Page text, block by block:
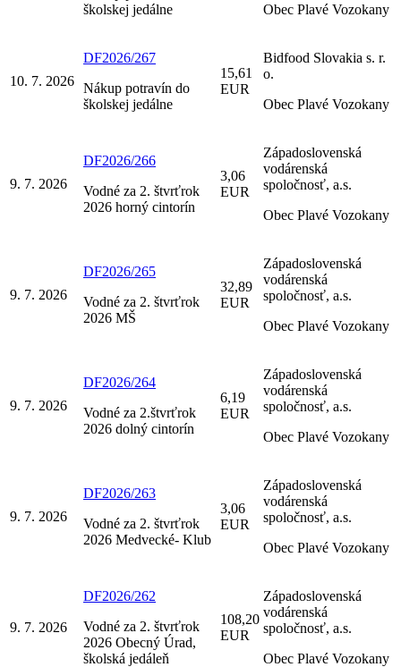
školskej jedálne
Obec Plavé Vozokany
10. 7. 2026
DF2026/267
Nákup potravín do
školskej jedálne
15,61
EUR
Bidfood Slovakia s. r.
o.
Obec Plavé Vozokany
9. 7. 2026
DF2026/266
Vodné za 2. štvrťrok
2026 horný cintorín
3,06
EUR
Západoslovenská
vodárenská
spoločnosť, a.s.
Obec Plavé Vozokany
9. 7. 2026
DF2026/265
Vodné za 2. štvrťrok
2026 MŠ
32,89
EUR
Západoslovenská
vodárenská
spoločnosť, a.s.
Obec Plavé Vozokany
9. 7. 2026
DF2026/264
Vodné za 2.štvrťrok
2026 dolný cintorín
6,19
EUR
Západoslovenská
vodárenská
spoločnosť, a.s.
Obec Plavé Vozokany
9. 7. 2026
DF2026/263
Vodné za 2. štvrťrok
2026 Medvecké- Klub
3,06
EUR
Západoslovenská
vodárenská
spoločnosť, a.s.
Obec Plavé Vozokany
9. 7. 2026
DF2026/262
Vodné za 2. štvrťrok
2026 Obecný Úrad,
školská jedáleň
108,20
EUR
Západoslovenská
vodárenská
spoločnosť, a.s.
Obec Plavé Vozokany